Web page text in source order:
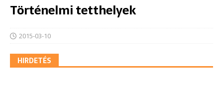
Történelmi tetthelyek
2015-03-10
HIRDETÉS